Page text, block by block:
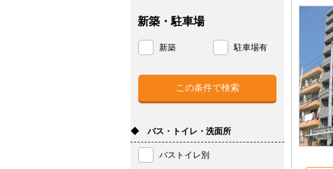
新築・駐車場
新築 駐車場有
◆ バス・トイレ・洗面所
バストイレ別